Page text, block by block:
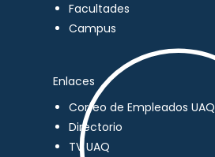
Facultades
Campus
Enlaces
Correo de Empleados UAQ
Directorio
TV UAQ